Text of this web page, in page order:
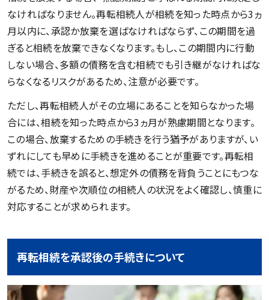
なければなりません。再転相続人が相続を知った時点から3ヵ
月以内に、承認か放棄を選ばなければならず、この期間を過
ぎると相続を放棄できなくなります。もし、この期間内に行動
しない場合、多額の債務を含む相続でも引き継がなければな
らなくなるリスクがあるため、注意が必要です。
ただし、再転相続人がその立場にあることを知らなかった場
合には、相続を知った時点から3ヵ月が熟慮期間となります。
この場合、放棄するための手続きを行う猶予がありますが、い
ずれにしても早めに手続きを進めることが重要です。再転相
続では、手続きを誤ると、想定外の債務を背負うことにもつな
がるため、財産や次順位の相続人の状況をよく確認し、慎重に
対応することが求められます。
再転相続を承認後の手続きについて